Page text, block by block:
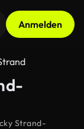
Anmelden
Strand-